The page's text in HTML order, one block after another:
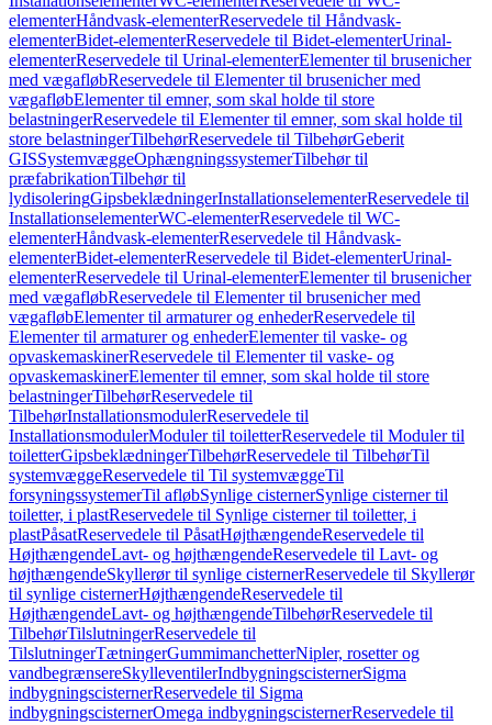
elementerHåndvask-elementerReservedele til Håndvask-
elementerBidet-elementerReservedele til Bidet-elementerUrinal-
elementerReservedele til Urinal-elementerElementer til brusenicher
med vægafløbReservedele til Elementer til brusenicher med
vægafløbElementer til emner, som skal holde til store
belastningerReservedele til Elementer til emner, som skal holde til
store belastningerTilbehørReservedele til TilbehørGeberit
GISSystemvæggeOphængningssystemerTilbehør til
præfabrikationTilbehør til
lydisoleringGipsbeklædningerInstallationselementerReservedele til
InstallationselementerWC-elementerReservedele til WC-
elementerHåndvask-elementerReservedele til Håndvask-
elementerBidet-elementerReservedele til Bidet-elementerUrinal-
elementerReservedele til Urinal-elementerElementer til brusenicher
med vægafløbReservedele til Elementer til brusenicher med
vægafløbElementer til armaturer og enhederReservedele til
Elementer til armaturer og enhederElementer til vaske- og
opvaskemaskinerReservedele til Elementer til vaske- og
opvaskemaskinerElementer til emner, som skal holde til store
belastningerTilbehørReservedele til
TilbehørInstallationsmodulerReservedele til
InstallationsmodulerModuler til toiletterReservedele til Moduler til
toiletterGipsbeklædningerTilbehørReservedele til TilbehørTil
systemvæggeReservedele til Til systemvæggeTil
forsyningssystemerTil afløbSynlige cisternerSynlige cisterner til
toiletter, i plastReservedele til Synlige cisterner til toiletter, i
plastPåsatReservedele til PåsatHøjthængendeReservedele til
HøjthængendeLavt- og højthængendeReservedele til Lavt- og
højthængendeSkyllerør til synlige cisternerReservedele til Skyllerør
til synlige cisternerHøjthængendeReservedele til
HøjthængendeLavt- og højthængendeTilbehørReservedele til
TilbehørTilslutningerReservedele til
TilslutningerTætningerGummimanchetterNipler, rosetter og
vandbegrænsereSkylleventilerIndbygningscisternerSigma
indbygningscisternerReservedele til Sigma
indbygningscisternerOmega indbygningscisternerReservedele til